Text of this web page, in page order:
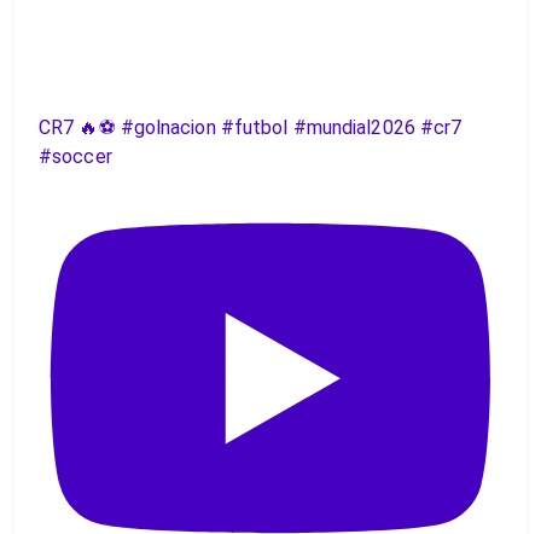
CR7 🔥⚽️ #golnacion #futbol #mundial2026 #cr7
#soccer